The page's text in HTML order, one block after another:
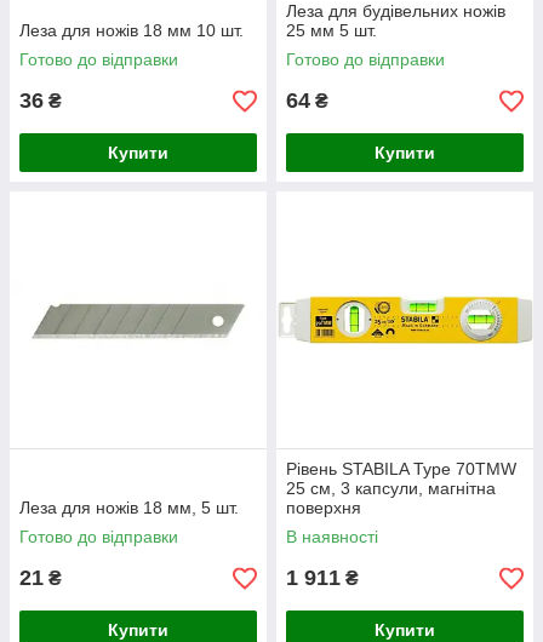
Леза для ножів 18 мм 10 шт.
Готово до відправки
36 ₴
Купити
Леза для будівельних ножів
25 мм 5 шт.
Готово до відправки
64 ₴
Купити
Леза для ножів 18 мм, 5 шт.
Готово до відправки
21 ₴
Купити
Рівень STABILA Type 70ТМW
25 см, 3 капсули, магнітна
поверхня
В наявності
1 911 ₴
Купити